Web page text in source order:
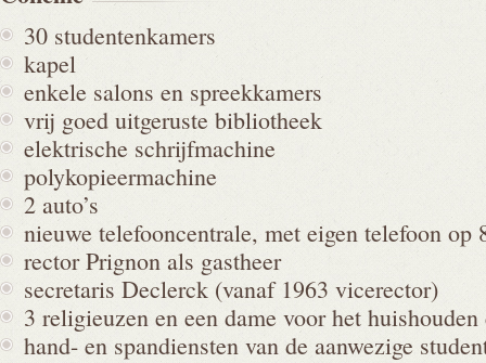
30 studentenkamers
kapel
enkele salons en spreekkamers
vrij goed uitgeruste bibliotheek
elektrische schrijfmachine
polykopieermachine
2 auto’s
nieuwe telefooncentrale, met eigen telefoon op
rector Prignon als gastheer
secretaris Declerck (vanaf 1963 vicerector)
3 religieuzen en een dame voor het
hand- en spandiensten van de aanwezige